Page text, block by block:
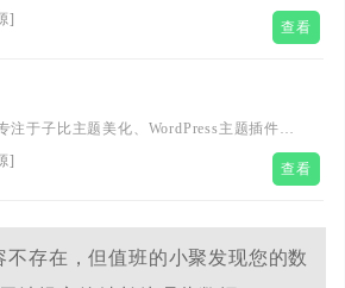
联网资讯、网站建设知识、自媒体教学干
术分享、网络营销策略、windows使用、电
] 查看
注于子比主题美化、WordPress主题插件、
技术博客的网站，为您提供最新的网站建设
系统相关资讯。欢迎浏览我们的传奇脚本教
] 查看
不存在，但值班的小聚发现您的数